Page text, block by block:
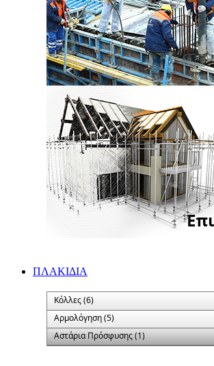
ΠΛΑΚΙΔΙA
Κόλλες (6)
Αρμολόγηση (5)
Αστάρια Πρόσφυσης (1)